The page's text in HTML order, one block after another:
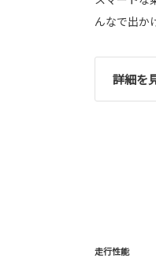
んなで出か
詳細を
走行性能